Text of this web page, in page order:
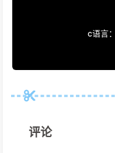
c语言
评论